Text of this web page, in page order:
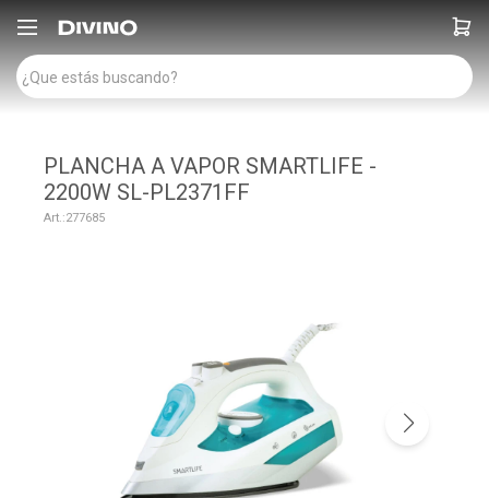

PLANCHA A VAPOR SMARTLIFE -
2200W SL-PL2371FF
277685